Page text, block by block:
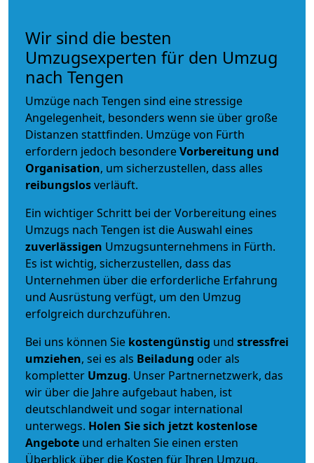
Wir sind die besten
Umzugsexperten für den Umzug
nach Tengen
Umzüge nach Tengen sind eine stressige
Angelegenheit, besonders wenn sie über große
Distanzen stattfinden. Umzüge von Fürth
erfordern jedoch besondereVorbereitung und
Organisation, um sicherzustellen, dass alles
reibungslosverläuft.
Ein wichtiger Schritt bei der Vorbereitung eines
Umzugs nach Tengen ist die Auswahl eines
zuverlässigen Umzugsunternehmens in Fürth.
Es ist wichtig, sicherzustellen, dass das
Unternehmen über die erforderliche Erfahrung
und Ausrüstung verfügt, um den Umzug
erfolgreich durchzuführen.
Bei uns können Sie kostengünstig und stressfrei
umziehen, sei es als Beiladung oder als
kompletter Umzug. Unser Partnernetzwerk, das
wir über die Jahre aufgebaut haben, ist
deutschlandweit und sogar international
unterwegs. Holen Sie sich jetzt kostenlose
Angebote und erhalten Sie einen ersten
Überblick über die Kosten für Ihren Umzug.